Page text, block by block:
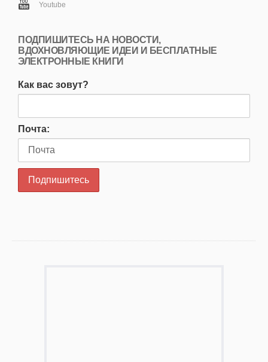
Youtube
ПОДПИШИТЕСЬ НА НОВОСТИ,
ВДОХНОВЛЯЮЩИЕ ИДЕИ И БЕСПЛАТНЫЕ
ЭЛЕКТРОННЫЕ КНИГИ
Как вас зовут?
Почта: